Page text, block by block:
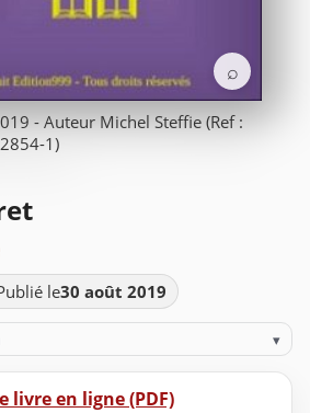
⌕
- Auteur Michel Steffie (Ref :
1)
le30 août 2019
▾
livre en ligne (PDF)